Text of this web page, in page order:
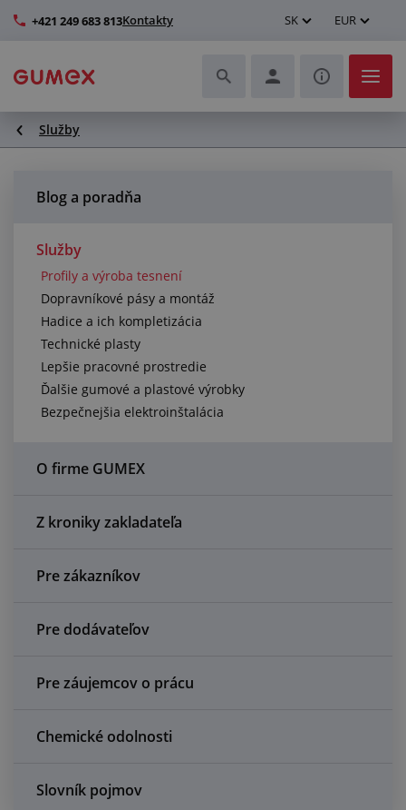
+421 249 683 813Kontakty SK EUR
Hadice a ich kompletizácia
Dopravníkové pásy a montáž
Lepšie pracovné prostredie
Ďalšie gumové a plastové výrobky
Centrum dopytov
Všetko o nákupe
O nás a kariéra
Služby
Blog a poradňa
Služby
Profily a výroba tesnení
Dopravníkové pásy a montáž
Hadice a ich kompletizácia
Technické plasty
Lepšie pracovné prostredie
Ďalšie gumové a plastové výrobky
Bezpečnejšia elektroinštalácia
O firme GUMEX
Z kroniky zakladateľa
Pre zákazníkov
Pre dodávateľov
Pre záujemcov o prácu
Chemické odolnosti
Slovník pojmov